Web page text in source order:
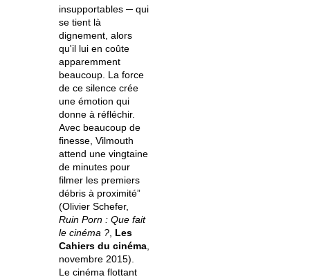
insupportables ─ qui
se tient là
dignement, alors
qu'il lui en coûte
apparemment
beaucoup. La force
de ce silence crée
une émotion qui
donne à réfléchir.
Avec beaucoup de
finesse, Vilmouth
attend une vingtaine
de minutes pour
filmer les premiers
débris à proximité”
(Olivier Schefer,
Ruin Porn : Que fait
le cinéma ?, Les
Cahiers du cinéma,
novembre 2015).
Le cinéma flottant